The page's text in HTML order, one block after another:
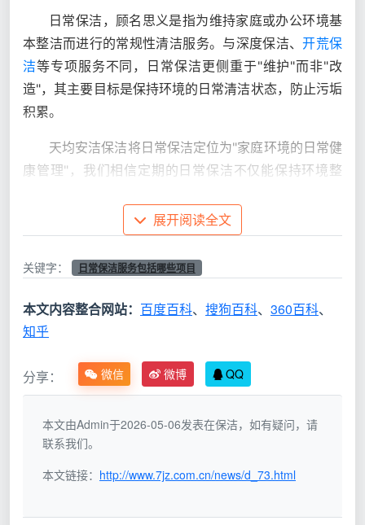
日常保洁，顾名思义是指为维持家庭或办公环境基
本整洁而进行的常规性清洁服务。与深度保洁、开荒保
洁等专项服务不同，日常保洁更侧重于"维护"而非"改
造"，其主要目标是保持环境的日常清洁状态，防止污垢
积累。
天均安洁保洁将日常保洁定位为"家庭环境的日常健
康管理"，我们相信定期的日常保洁不仅能保持环境整
润气候环境下，定期的日常保洁还能有效防止霉菌滋
生，保持室内空气清新。
日常保洁与深度保洁的本质区别
理解日常保洁服务项目前，首先要明确日常保洁与
深度保洁的区别：
比维度
日常保洁 深度保洁
服
务目标
洁，维护基础清洁
积累问题
展开阅读全文
关键字： 日常保洁服务包括哪些项目
本文内容整合网站： 百度百科、 搜狗百科、 360百科、
知乎
分享： 微信 微博 QQ
本文由Admin于2026-05-06发表在保洁，如有疑问，请
联系我们。
本文链接： http://www.7jz.com.cn/news/d_73.html